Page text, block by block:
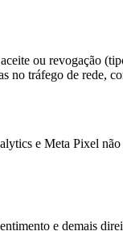
ou revogação
no tráfego de rede,
e Meta Pixel
e demais